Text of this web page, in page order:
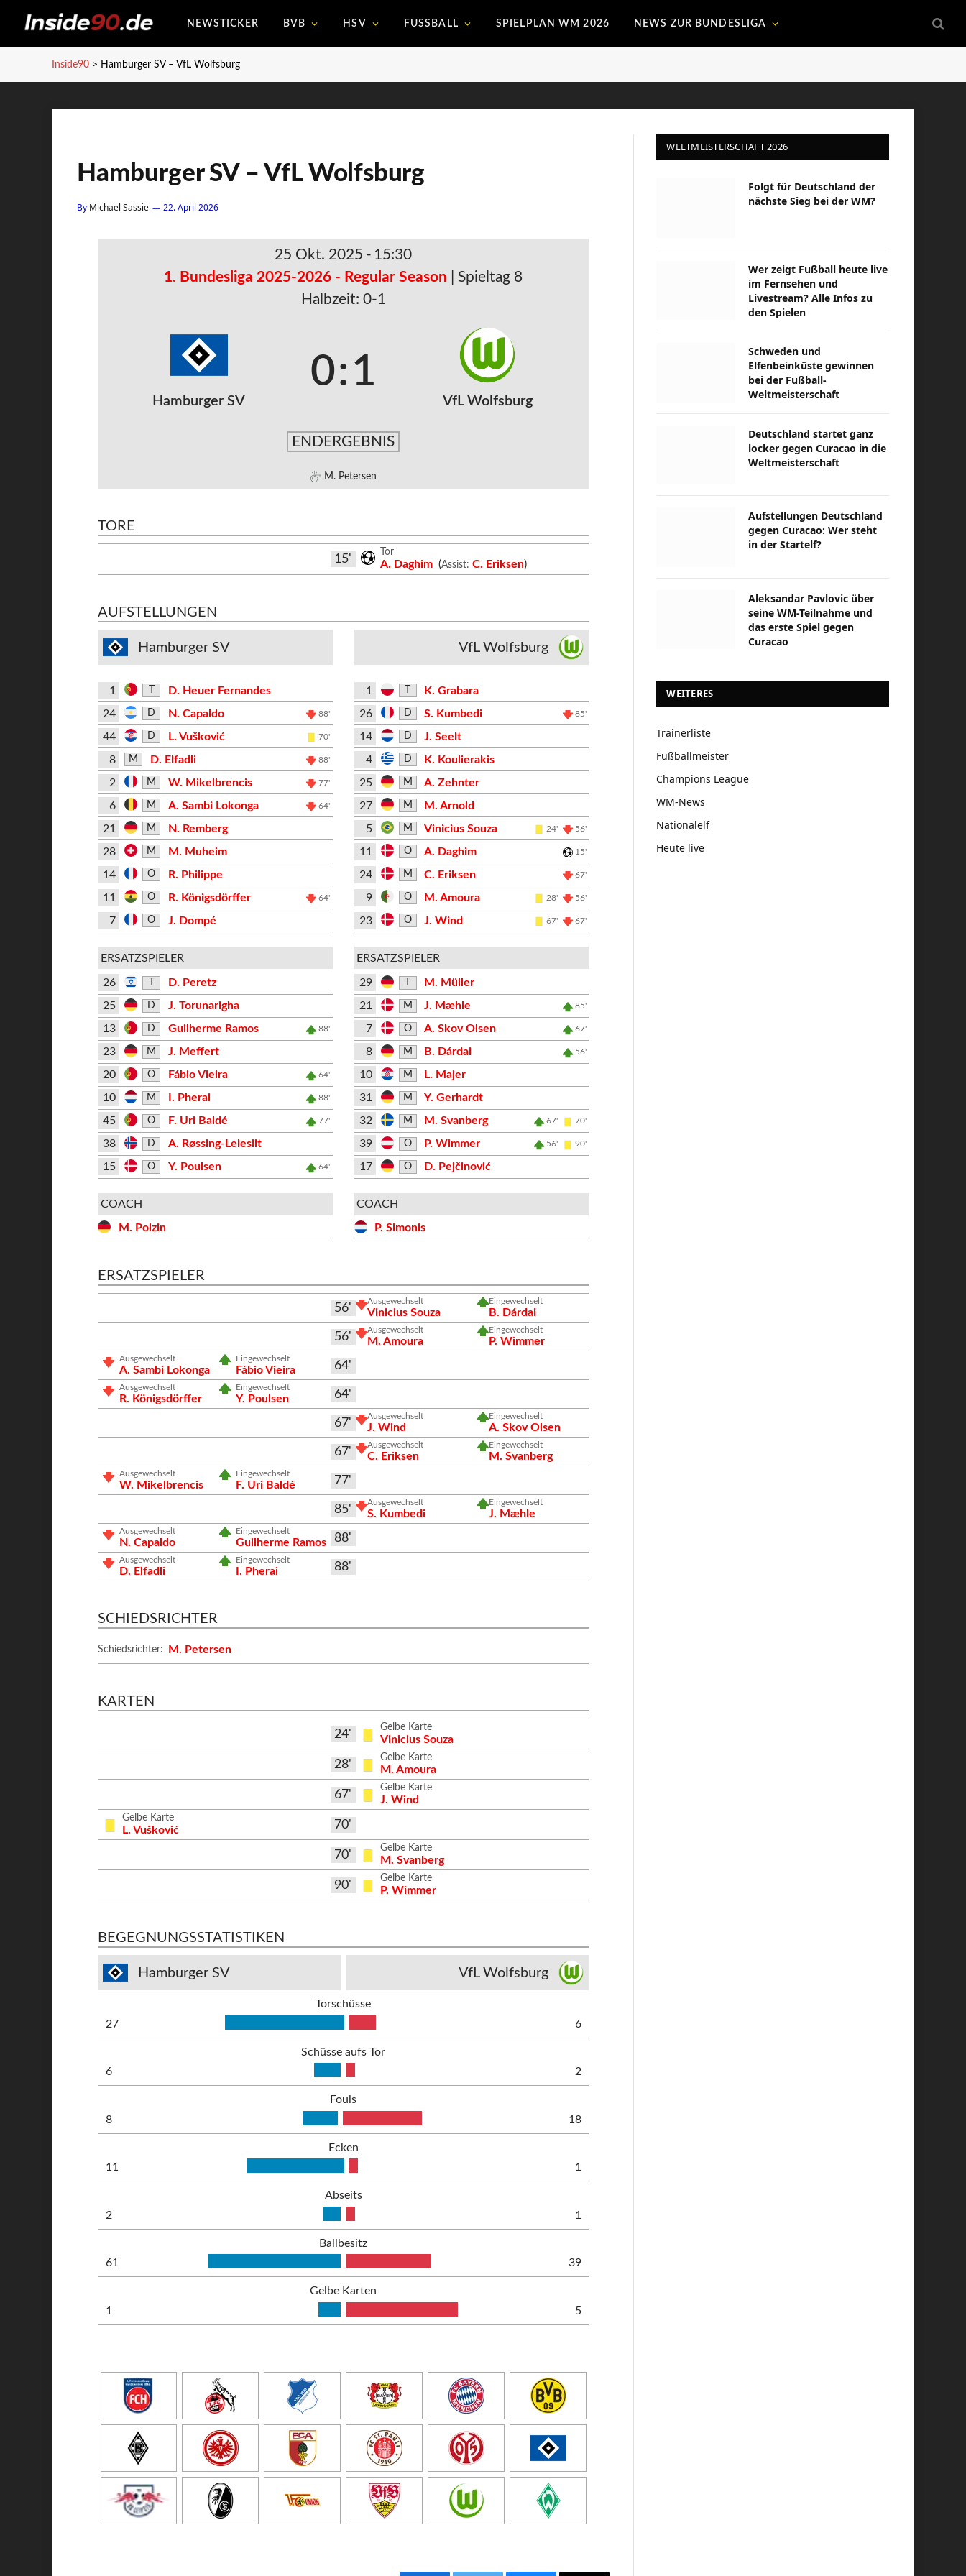
NEWSTICKER BVB HSV FUSSBALL SPIELPLAN WM 2026 NEWS ZUR BUNDESLIGA
Inside90 > Hamburger SV – VfL Wolfsburg
Hamburger SV – VfL Wolfsburg
By Michael Sassie 22. April 2026
25 Okt. 2025 - 15:30
1. Bundesliga 2025-2026 - Regular Season
| Spieltag 8
Halbzeit: 0-1
Hamburger SV
0:1
VfL Wolfsburg
ENDERGEBNIS
M. Petersen
TORE
15'
Tor
A. Daghim (Assist: C. Eriksen)
AUFSTELLUNGEN
Hamburger SV
1
D. Heuer Fernandes
24
D N. Capaldo 88'
44 D L. Vušković 70'
8 M D. Elfadli 88'
2 M W. Mikelbrencis 77'
6 M A. Sambi Lokonga 64'
21 M
N. Remberg
28
M
M. Muheim
14
O
R. Philippe
11
O R. Königsdörffer 64'
7 O J. Dompé
ERSATZSPIELER
26
D. Peretz
25
D
J. Torunarigha
13
D Guilherme Ramos 88'
23 M
J. Meffert
20
O Fábio Vieira 64'
10 M I. Pherai 88'
45 O F. Uri Baldé 77'
38 D
A. Røssing-Lelesiit
15
O Y. Poulsen 64'
COACH
M. Polzin
VfL Wolfsburg
1
K. Grabara
26
D S. Kumbedi 85'
14 D
J. Seelt
4
D
K. Koulierakis
25
M
A. Zehnter
27
M
M. Arnold
5
M Vinicius Souza 24' 56'
11 O A. Daghim 15'
24 M C. Eriksen 67'
9 O M. Amoura 28' 56'
23 O J. Wind 67' 67'
ERSATZSPIELER
29
M. Müller
21
M J. Mæhle 85'
7 O A. Skov Olsen 67'
8 M B. Dárdai 56'
10 M
L. Majer
31
M
Y. Gerhardt
32
M M. Svanberg 67' 70'
39 O P. Wimmer 56' 90'
17 O D. Pejčinović
COACH
P. Simonis
ERSATZSPIELER
56'
Ausgewechselt
Vinicius Souza
Eingewechselt
B. Dárdai
56'
Ausgewechselt
M. Amoura
Eingewechselt
P. Wimmer
Ausgewechselt
A. Sambi Lokonga
Eingewechselt
Fábio Vieira 64'
Ausgewechselt
R. Königsdörffer
Eingewechselt
Y. Poulsen 64'
67'
Ausgewechselt
J. Wind
Eingewechselt
A. Skov Olsen
67'
Ausgewechselt
C. Eriksen
Eingewechselt
M. Svanberg
Ausgewechselt
W. Mikelbrencis
Eingewechselt
F. Uri Baldé 77'
85'
Ausgewechselt
S. Kumbedi
Eingewechselt
J. Mæhle
Ausgewechselt
N. Capaldo
Eingewechselt
Guilherme Ramos 88'
Ausgewechselt
D. Elfadli
Eingewechselt
I. Pherai 88'
SCHIEDSRICHTER
Schiedsrichter: M. Petersen
KARTEN
24'
Gelbe Karte
Vinicius Souza
28'
Gelbe Karte
M. Amoura
67'
Gelbe Karte
J. Wind
Gelbe Karte
L. Vušković 70'
70'
Gelbe Karte
M. Svanberg
90'
Gelbe Karte
P. Wimmer
BEGEGNUNGSSTATISTIKEN
Hamburger SV VfL Wolfsburg
Torschüsse
27
6
Schüsse aufs Tor
6
2
Fouls
8
18
Ecken
11
1
Abseits
2
1
Ballbesitz
61
39
Gelbe Karten
1
5
WELTMEISTERSCHAFT 2026
Folgt für Deutschland der
nächste Sieg bei der WM?
Wer zeigt Fußball heute live
im Fernsehen und
Livestream? Alle Infos zu
den Spielen
Schweden und
Elfenbeinküste gewinnen
bei der Fußball-
Weltmeisterschaft
Deutschland startet ganz
locker gegen Curacao in die
Weltmeisterschaft
Aufstellungen Deutschland
gegen Curacao: Wer steht
in der Startelf?
Aleksandar Pavlovic über
seine WM-Teilnahme und
das erste Spiel gegen
Curacao
WEITERES
Trainerliste
Fußballmeister
Champions League
WM-News
Nationalelf
Heute live